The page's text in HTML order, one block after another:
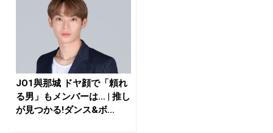
JO1與那城 ドヤ顔で「頼れ
る男」もメンバーは… | 推し
が見つかる!ダンス&ボ...